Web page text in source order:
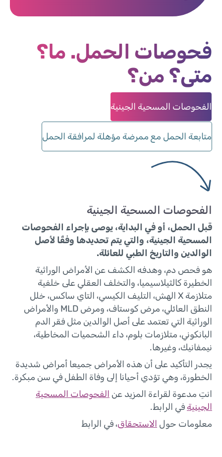
فحوصات الحمل. ما؟
متى؟ من؟
الفحوصات المسحية الجينية
متابعة الحمل مع ممرضة مؤهلة لمرافقة الحمل
الفحوصات المسحية الجينية
قبل الحمل، أو في البداية، يوصى بإجراء الفحوصات
المسحية الجينية، والتي يتم تحديدها وفقًا لأصل
الوالدين والتاريخ الطبي للعائلة.
هو فحص دم، وهدفه الكشف عن الأمراض الوراثية
الخطيرة كالثيلاسيميا، والتخلف العقلي على خلفية
متلازمة X الهش، التليف الكيسي، التاي ساكس، خلل
النطق العائلي، مرض كوستاف، ومرض MLD والأمراض
الوراثية التي تعتمد على أصل الوالدين مثل فقر الدم
البانكوني، متلازمات بلوم، داء الشحميات المخاطية،
نيمفانيك، وغيرها.
يجدر التأكيد على أن هذه الأمراض جميعا أمراض شديدة
الخطورة، وهي تؤدي أحيانا إلى وفاة الطفل في سن مبكرة.
انتِ مدعوة لقراءة المزيد عن الفحوصات المسحية
الجينية في الرابط.
معلومات حول الاستحقاق، في الرابط